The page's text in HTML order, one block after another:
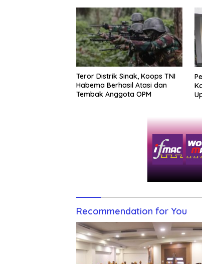
Teror Distrik Sinak, Koops TNI
Habema Berhasil Atasi dan
Tembak Anggota OPM
Recommendation for You